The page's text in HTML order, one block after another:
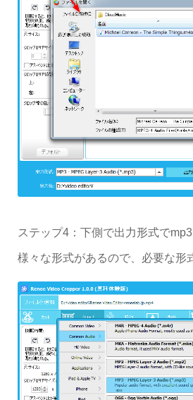
ステップ4：下側で出力形式でmp3
様々な形式があるので、必要な形